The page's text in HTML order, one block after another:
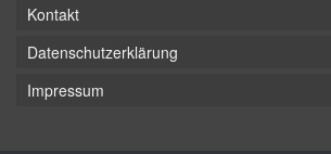
Kontakt
Datenschutzerklärung
Impressum